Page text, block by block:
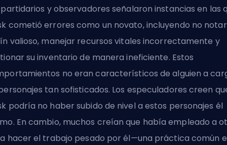
partidarios y observadores señalaron instancias en las
cometió errores como un novato, incluyendo no notar
valioso, manejar recursos vitales incorrectamente y
su inventario de manera ineficiente. Estos
no eran característicos de alguien a
tan sofisticados. Los especuladores creen
podría no haber subido de nivel a estos personajes él
En cambio, muchos creían que había empleado a
hacer el trabajo pesado por él—una práctica común